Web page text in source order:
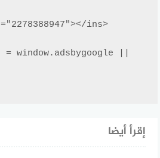
إقرأ أيضا